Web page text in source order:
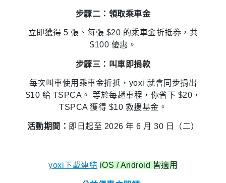
步驟二：領取乘車金
立即獲得 5 張、每張 $20 的乘車金折抵券，共
$100 優惠。
步驟三：叫車即捐款
每次叫車使用乘車金折抵，yoxi 就會同步捐出
$10 給 TSPCA。 等於每趟車程，你省下 $20，
TSPCA 獲得 $10 救援基金。
活動期間： 即日起至 2026 年 6 月 30 日（二）
yoxi下載連結 iOS / Android 皆適用